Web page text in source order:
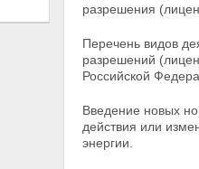
разрешения
Перечень видов
разрешений
Российской
Введение новых
действия или
энергии.